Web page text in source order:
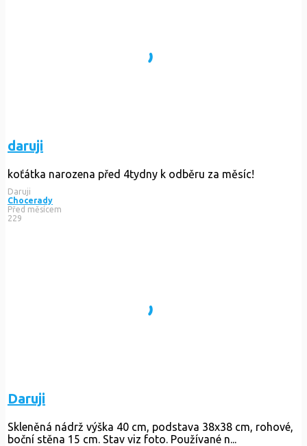
daruji
koťátka narozena před 4tydny k odběru za měsíc!
Daruji
Chocerady
Před měsícem
229
Daruji
Skleněná nádrž výška 40 cm, podstava 38x38 cm, rohové,
boční stěna 15 cm. Stav viz foto. Používané n...